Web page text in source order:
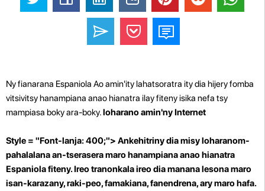
Ny fianarana Espaniola Ao amin'ity lahatsoratra ity dia hijery fomba
vitsivitsy hanampiana anao hianatra ilay fiteny isika nefa tsy
mampiasa boky ara-boky.loharano amin'ny Internet
Style = "Font-lanja: 400;"> Ankehitriny dia misy loharanom-
pahalalana an-tserasera maro hanampiana anao hianatra
Espaniola fiteny. Ireo tranonkala ireo dia manana lesona maro
isan-karazany, raki-peo, famakiana, fanendrena, ary maro hafa.